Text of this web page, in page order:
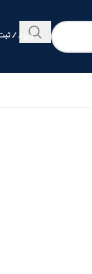
ورود /